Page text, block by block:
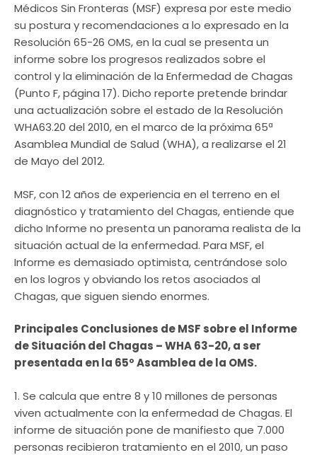
Médicos Sin Fronteras (MSF) expresa por este medio
su postura y recomendaciones a lo expresado en la
Resolución 65-26 OMS, en la cual se presenta un
informe sobre los progresos realizados sobre el
control y la eliminación de la Enfermedad de Chagas
(Punto F, página 17). Dicho reporte pretende brindar
una actualización sobre el estado de la Resolución
WHA63.20 del 2010, en el marco de la próxima 65ª
Asamblea Mundial de Salud (WHA), a realizarse el 21
de Mayo del 2012.
MSF, con 12 años de experiencia en el terreno en el
diagnóstico y tratamiento del Chagas, entiende que
dicho Informe no presenta un panorama realista de la
situación actual de la enfermedad. Para MSF, el
Informe es demasiado optimista, centrándose solo
en los logros y obviando los retos asociados al
Chagas, que siguen siendo enormes.
Principales Conclusiones de MSF sobre el Informe
de Situación del Chagas – WHA 63-20, a ser
presentada en la 65º Asamblea de la OMS.
1. Se calcula que entre 8 y 10 millones de personas
viven actualmente con la enfermedad de Chagas. El
informe de situación pone de manifiesto que 7.000
personas recibieron tratamiento en el 2010, un paso